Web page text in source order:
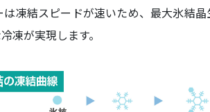
凍結スピードが速いため、最大氷結
凍が実現します。